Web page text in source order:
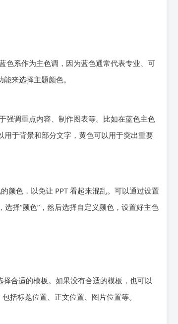
色系作为主色调，因为蓝色通常代表专业、可
来选择主题颜色。
强调重点内容、制作图表等。比如在蓝色主色
用于背景和部分文字，黄色可以用于突出重要
颜色，以免让 PPT 看起来混乱。可以通过设置
选择“颜色”，然后选择自定义颜色，设置好主色
合适的模板。如果没有合适的模板，也可以
括标题位置、正文位置、图片位置等。